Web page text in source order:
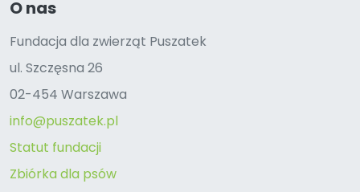
O nas
Fundacja dla zwierząt Puszatek
ul. Szczęsna 26
02-454 Warszawa
info@puszatek.pl
Statut fundacji
Zbiórka dla psów